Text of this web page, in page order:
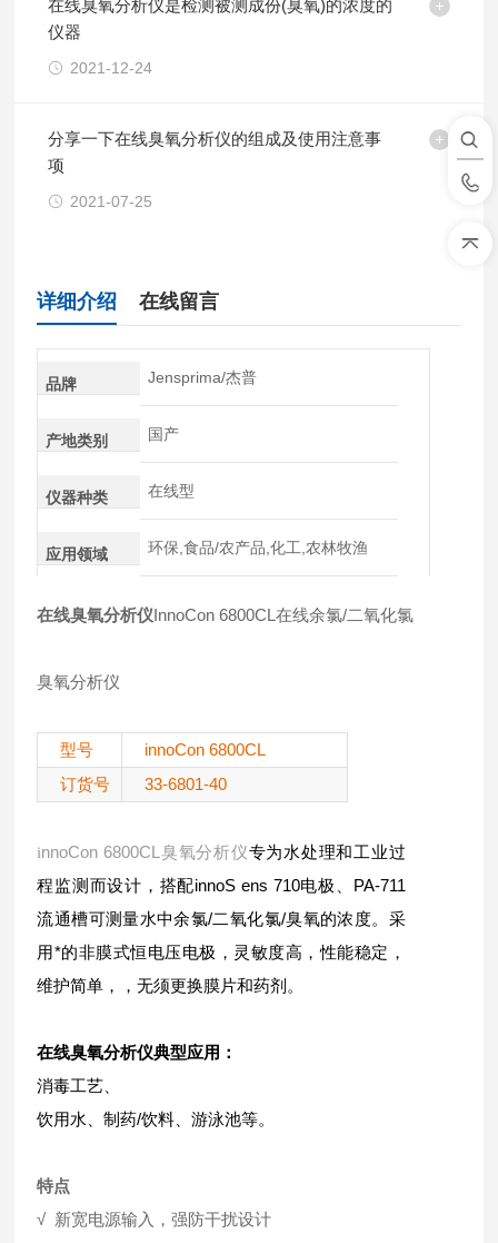
在线臭氧分析仪是检测被测成份(臭氧)的浓度的
仪器
2021-12-24
分享一下在线臭氧分析仪的组成及使用注意事
项
2021-07-25
详细介绍 在线留言
品牌 Jensprima/杰普
产地类别 国产
仪器种类 在线型
应用领域 环保,食品/农产品,化工,农林牧渔
在线臭氧分析仪InnoCon 6800CL在线余氯/二氧化氯
臭氧分析仪
型号
innoCon 6800CL
订货号
33-6801-40
innoCon 6800CL臭氧分析仪专为水处理和工业过
程监测而设计，搭配innoS ens 710电极、PA-711
流通槽可测量水中余氯/二氧化氯/臭氧的浓度。采
用*的非膜式恒电压电极，灵敏度高，性能稳定，
维护简单，，无须更换膜片和药剂 。
在线臭氧分析仪典型应用：
消毒工艺、
饮用水、制药/饮料、游泳池等。
特点
√ 新宽电源输入，强防干扰设计